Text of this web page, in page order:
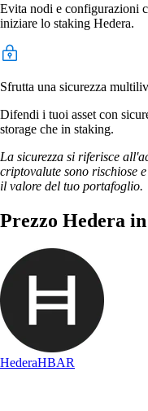
Evita nodi e configurazioni
iniziare lo staking Hedera.
Sfrutta una sicurezza
Difendi i tuoi asset con
storage che in staking.
La sicurezza si riferisce
criptovalute sono rischiose
il valore del tuo portafoglio.
Prezzo Hedera
HederaHBAR